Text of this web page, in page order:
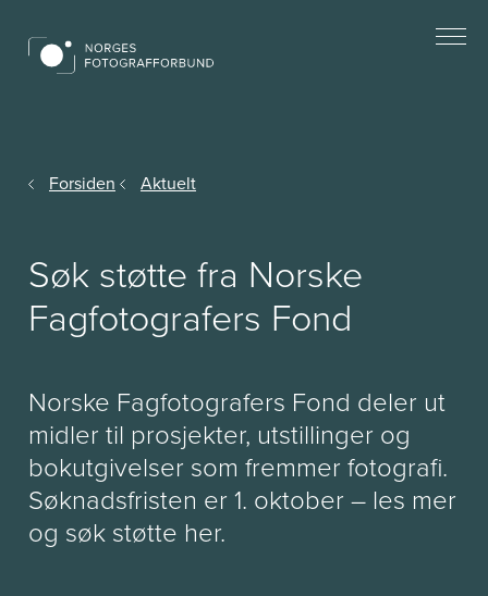
Forsiden Aktuelt
Søk støtte fra Norske
Fagfotografers Fond
Norske Fagfotografers Fond deler ut
midler til prosjekter, utstillinger og
bokutgivelser som fremmer fotografi.
Søknadsfristen er 1. oktober – les mer
og søk støtte her.